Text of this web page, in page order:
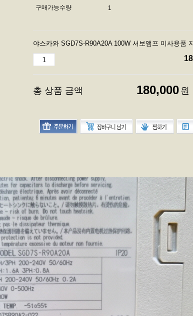
구매가능수량
1
야스카와 SGD7S-R90A20A 100W 서보앰프 미사용품
총 상품 금액 180,000 원